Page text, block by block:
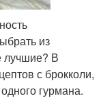
из
лучшие? В
с брокколи,
гурмана.